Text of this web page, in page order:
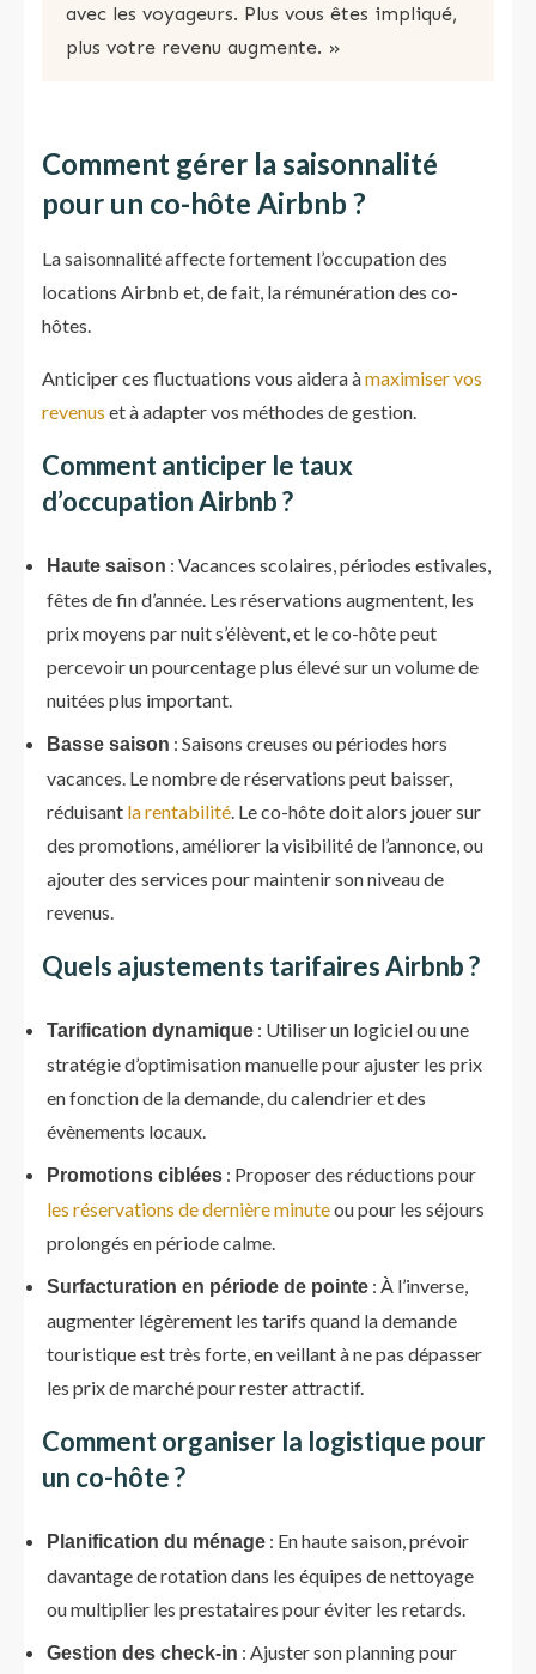
avec les voyageurs. Plus vous êtes impliqué,
plus votre revenu augmente. »
Comment gérer la saisonnalité
pour un co-hôte Airbnb ?
La saisonnalité affecte fortement l’occupation des
locations Airbnb et, de fait, la rémunération des co-
hôtes.
Anticiper ces fluctuations vous aidera àmaximiser vos
revenus et à adapter vos méthodes de gestion.
Comment anticiper le taux
d’occupation Airbnb ?
Haute saison : Vacances scolaires, périodes estivales,
fêtes de fin d’année. Les réservations augmentent, les
prix moyens par nuit s’élèvent, et le co-hôte peut
percevoir un pourcentage plus élevé sur un volume de
nuitées plus important.
Basse saison : Saisons creuses ou périodes hors
vacances. Le nombre de réservations peut baisser,
réduisant la rentabilité. Le co-hôte doit alors jouer sur
des promotions, améliorer la visibilité de l’annonce, ou
ajouter des services pour maintenir son niveau de
revenus.
Quels ajustements tarifaires Airbnb ?
Tarification dynamique : Utiliser un logiciel ou une
stratégie d’optimisation manuelle pour ajuster les prix
en fonction de la demande, du calendrier et des
évènements locaux.
Promotions ciblées : Proposer des réductions pour
les réservations de dernière minuteou pour les séjours
prolongés en période calme.
Surfacturation en période de pointe : À l’inverse,
augmenter légèrement les tarifs quand la demande
touristique est très forte, en veillant à ne pas dépasser
les prix de marché pour rester attractif.
Comment organiser la logistique pour
un co-hôte ?
Planification du ménage : En haute saison, prévoir
davantage de rotation dans les équipes de nettoyage
ou multiplier les prestataires pour éviter les retards.
Gestion des check-in : Ajuster son planning pour